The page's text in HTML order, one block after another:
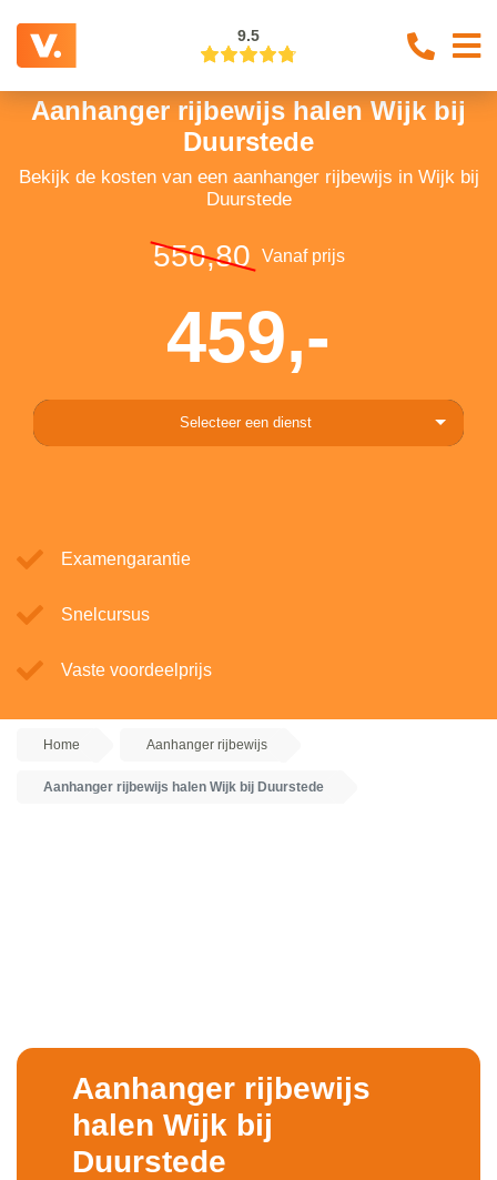
9.5
Aanhanger rijbewijs halen Wijk bij
Duurstede
Bekijk de kosten van een aanhanger rijbewijs in Wijk bij
Duurstede
550,80 Vanaf prijs
459,-
Selecteer een dienst
Examengarantie
Snelcursus
Vaste voordeelprijs
Home Aanhanger rijbewijs
Aanhanger rijbewijs halen Wijk bij Duurstede
Aanhanger rijbewijs
halen Wijk bij
Duurstede